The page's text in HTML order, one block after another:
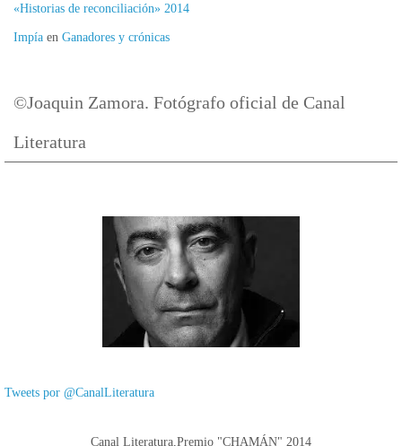
«Historias de reconciliación» 2014
Impía en Ganadores y crónicas
©Joaquin Zamora. Fotógrafo oficial de Canal
Literatura
Tweets por @CanalLiteratura
Canal Literatura,Premio "CHAMÁN" 2014